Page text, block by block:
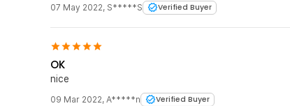
07 May 2022, S*****S Verified Buyer
OK
nice
09 Mar 2022, A*****n Verified Buyer